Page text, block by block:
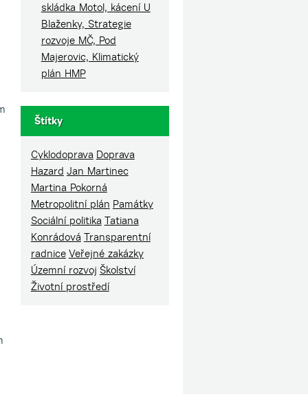
skládka Motol, kácení U
Blaženky, Strategie
rozvoje MČ, Pod
Majerovic, Klimatický
plán HMP
Štítky
Cyklodoprava Doprava
Hazard Jan Martinec
Martina Pokorná
Metropolitní plán Památky
Sociální politika Tatiana
Konrádová Transparentní
radnice Veřejné zakázky
Územní rozvoj Školství
Životní prostředí